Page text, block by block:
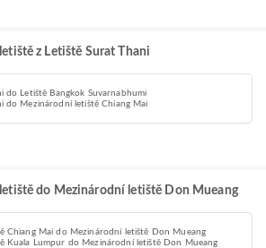
z Letiště Surat Thani
do Letiště Bangkok Suvarnabhumi
do Mezinárodní letiště Chiang Mai
do Mezinárodní letiště Don Mueang
Chiang Mai do Mezinárodní letiště Don Mueang
Kuala Lumpur do Mezinárodní letiště Don Mueang